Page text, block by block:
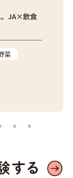
ェラート
。JA×飲食
菜